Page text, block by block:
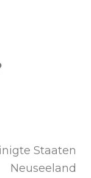
Staaten
Neuseeland